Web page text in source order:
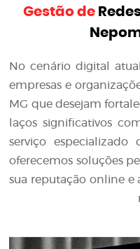
Gestão de
No cenário digital
empresas e
MG que desejam
laços significativos
serviço especializado
oferecemos soluções
sua reputação online e